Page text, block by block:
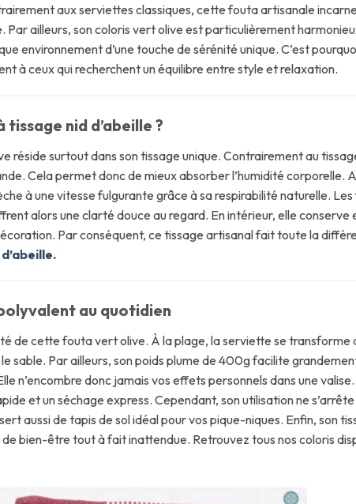
aux serviettes classiques, cette fouta artisanale
ailleurs, son coloris vert olive est particulièrement
environnement d’une touche de sérénité unique. C’est
à ceux qui recherchent un équilibre entre style et relaxation.
tissage nid d’abeille ?
surtout dans son tissage unique. Contrairement au
Cela permet donc de mieux absorber l’humidité corporelle.
à une vitesse fulgurante grâce à sa respirabilité naturelle.
alors une clarté douce au regard. En intérieur, elle
Par conséquent, ce tissage artisanal fait toute la
.
au quotidien
de cette fouta vert olive. À la plage, la serviette se transforme
sable. Par ailleurs, son poids plume de 400g facilite
n’encombre donc jamais vos effets personnels dans une
et un séchage express. Cependant, son utilisation ne
aussi de tapis de sol idéal pour vos pique-niques. Enfin, son
bien-être tout à fait inattendue. Retrouvez tous nos coloris